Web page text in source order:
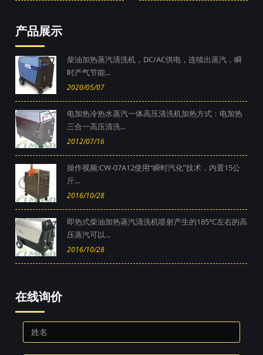
产品展示
柴油加热蒸汽清洗机，DC/AC供电，连续出蒸汽，瞬
时产气节能...
2020/05/07
电加热冷热水蒸汽一体高压清洗机加热方式：电加热
三合一高压清洗...
2012/07/16
操作视频:CW-07A12使用“瞬时汽化”技术，内置15公
斤...
2016/10/28
即热式柴油加热蒸汽清洗机喷射产生的185℃左右的高
压蒸汽可以...
2016/10/28
在线询价